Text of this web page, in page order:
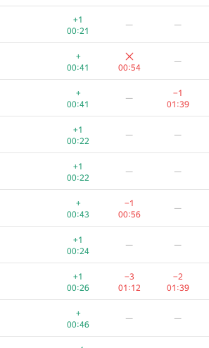
+1
00:21
— —
+
00:41
00:54
—
+
00:41
—
−1
01:39
+1
00:22
— —
+1
00:22
— —
+
00:43
−1
00:56
—
+1
00:24
— —
+1
00:26
−3
01:12
−2
01:39
+
00:46
— —